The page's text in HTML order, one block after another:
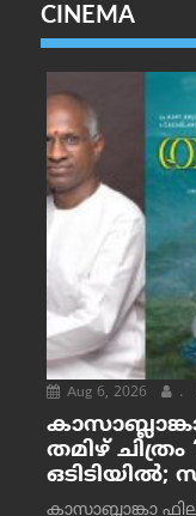
CINEMA
Aug 6, 2026 .
തമിഴ്
ഒടിടിയിൽ;
കാസാബ്ലാങ്കാ